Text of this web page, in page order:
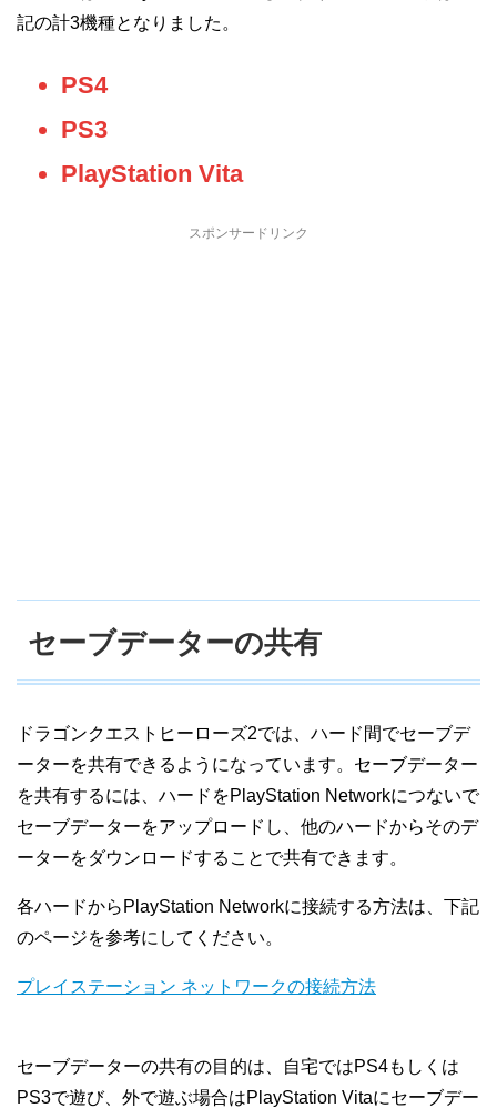
記の計3機種となりました。
PS4
PS3
PlayStation Vita
スポンサードリンク
セーブデーターの共有
ドラゴンクエストヒーローズ2では、ハード間でセーブデ
ーターを共有できるようになっています。セーブデーター
を共有するには、ハードをPlayStation Networkにつないで
セーブデーターをアップロードし、他のハードからそのデ
ーターをダウンロードすることで共有できます。
各ハードからPlayStation Networkに接続する方法は、下記
のページを参考にしてください。
プレイステーション ネットワークの接続方法
セーブデーターの共有の目的は、自宅ではPS4もしくは
PS3で遊び、外で遊ぶ場合はPlayStation Vitaにセーブデー